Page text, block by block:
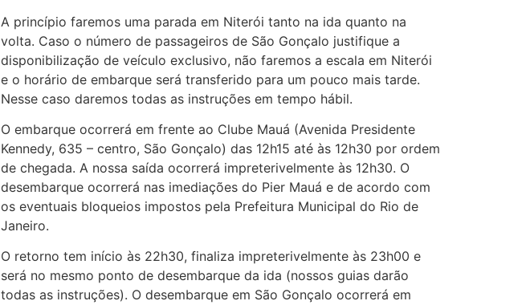
A princípio faremos uma parada em Niterói tanto na ida quanto na
volta. Caso o número de passageiros de São Gonçalo justifique a
disponibilização de veículo exclusivo, não faremos a escala em Niterói
e o horário de embarque será transferido para um pouco mais tarde.
Nesse caso daremos todas as instruções em tempo hábil.
O embarque ocorrerá em frente ao Clube Mauá (Avenida Presidente
Kennedy, 635 – centro, São Gonçalo) das 12h15 até às 12h30 por ordem
de chegada. A nossa saída ocorrerá impreterivelmente às 12h30. O
desembarque ocorrerá nas imediações do Pier Mauá e de acordo com
os eventuais bloqueios impostos pela Prefeitura Municipal do Rio de
Janeiro.
O retorno tem início às 22h30, finaliza impreterivelmente às 23h00 e
será no mesmo ponto de desembarque da ida (nossos guias darão
todas as instruções). O desembarque em São Gonçalo ocorrerá em